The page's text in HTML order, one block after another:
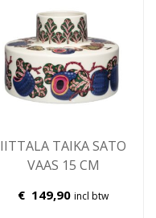
IITTALA TAIKA SATO
VAAS 15 CM
€ 149,90 incl btw